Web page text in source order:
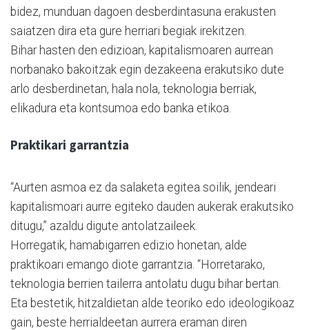
bidez, munduan dagoen desberdintasuna erakusten
saiatzen dira eta gure herriari begiak irekitzen.
Bihar hasten den edizioan, kapitalismoaren aurrean
norbanako bakoitzak egin dezakeena erakutsiko dute
arlo desberdinetan, hala nola, teknologia berriak,
elikadura eta kontsumoa edo banka etikoa.
Praktikari garrantzia
“Aurten asmoa ez da salaketa egitea soilik, jendeari
kapitalismoari aurre egiteko dauden aukerak erakutsiko
ditugu,” azaldu digute antolatzaileek.
Horregatik, hamabigarren edizio honetan, alde
praktikoari emango diote garrantzia. “Horretarako,
teknologia berrien tailerra antolatu dugu bihar bertan.
Eta bestetik, hitzaldietan alde teoriko edo ideologikoaz
gain, beste herrialdeetan aurrera eraman diren